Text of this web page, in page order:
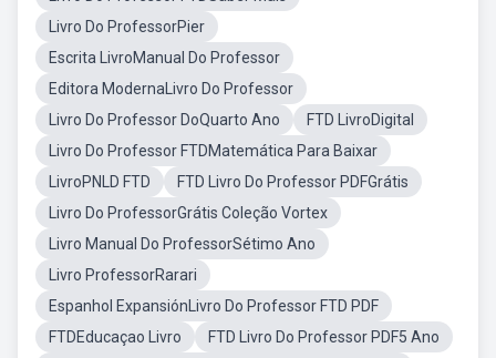
Livro Do ProfessorPier
Escrita LivroManual Do Professor
Editora ModernaLivro Do Professor
Livro Do Professor DoQuarto Ano
FTD LivroDigital
Livro Do Professor FTDMatemática Para Baixar
LivroPNLD FTD
FTD Livro Do Professor PDFGrátis
Livro Do ProfessorGrátis Coleção Vortex
Livro Manual Do ProfessorSétimo Ano
Livro ProfessorRarari
Espanhol ExpansiónLivro Do Professor FTD PDF
FTDEducaçao Livro
FTD Livro Do Professor PDF5 Ano